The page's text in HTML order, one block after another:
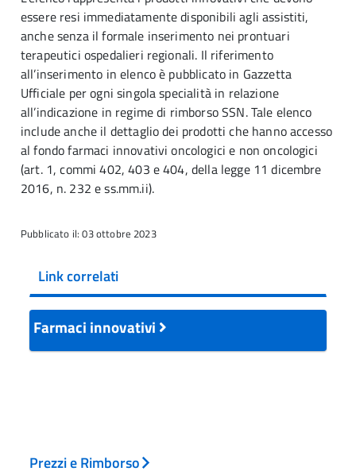
essere resi immediatamente disponibili agli assistiti,
anche senza il formale inserimento nei prontuari
terapeutici ospedalieri regionali. Il riferimento
all’inserimento in elenco è pubblicato in Gazzetta
Ufficiale per ogni singola specialità in relazione
all’indicazione in regime di rimborso SSN. Tale elenco
include anche il dettaglio dei prodotti che hanno accesso
al fondo farmaci innovativi oncologici e non oncologici
(art. 1, commi 402, 403 e 404, della legge 11 dicembre
2016, n. 232 e ss.mm.ii).
Pubblicato il: 03 ottobre 2023
Link correlati
Farmaci innovativi
Prezzi e Rimborso